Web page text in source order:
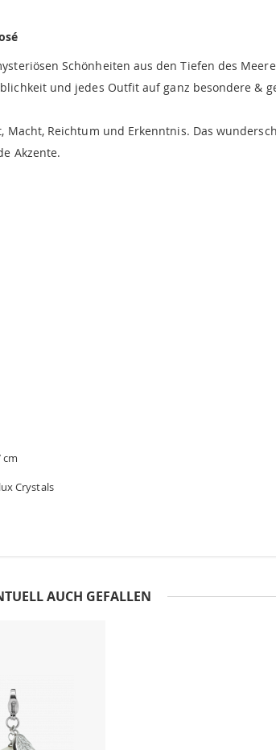
Schönheiten aus den Tiefen des
und jedes Outfit auf ganz besondere &
Reichtum und Erkenntnis. Das
Akzente.
cm
Crystals
AUCH GEFALLEN